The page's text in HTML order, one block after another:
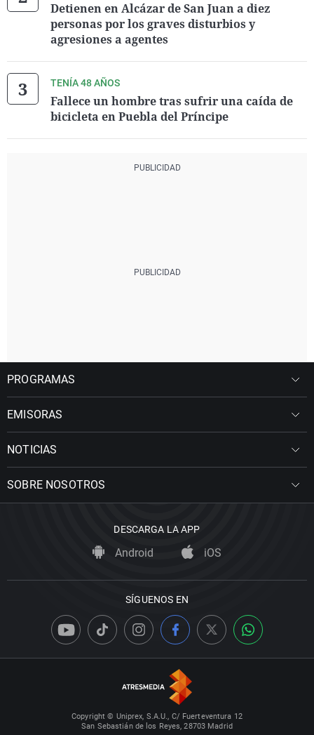
Detienen en Alcázar de San Juan a diez
personas por los graves disturbios y
agresiones a agentes
TENÍA 48 AÑOS
Fallece un hombre tras sufrir una caída de
bicicleta en Puebla del Príncipe
PROGRAMAS
EMISORAS
NOTICIAS
SOBRE NOSOTROS
DESCARGA LA APP
Android iOS
SÍGUENOS EN
Copyright © Uniprex, S.A.U., C/ Fuerteventura 12
San Sebastián de los Reyes, 28703 Madrid